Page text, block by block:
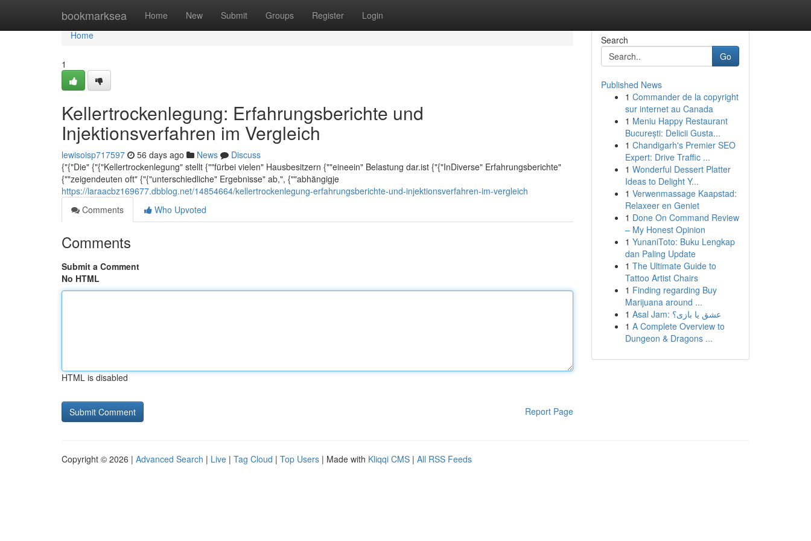
bookmarksea Home New Submit Groups Register Login
Home
Home
1
Kellertrockenlegung: Erfahrungsberichte und
Injektionsverfahren im Vergleich
lewisoisp717597 56 days ago News
Discuss
{"{"Die" {"{"Kellertrockenlegung" stellt {""fürbei vielen" Hausbesitzern {""eineein" Belastung dar.ist {"{"InDiverse" Erfahrungsberichte"
{""zeigendeuten oft" {"{"unterschiedliche" Ergebnisse" ab,", {""abhängigje
https://laraacbz169677.dbblog.net/14854664/kellertrockenlegung-erfahrungsberichte-und-injektionsverfahren-im-vergleich
Comments
Who Upvoted
Comments
Submit a Comment
No HTML
HTML is disabled
Report Page
Search
Go
Published News
1 Commander de la copyright
sur internet au Canada
1 Meniu Happy Restaurant
București: Delicii Gusta...
1 Chandigarh's Premier SEO
Expert: Drive Traffic ...
1 Wonderful Dessert Platter
Ideas to Delight Y...
1 Verwenmassage Kaapstad:
Relaxeer en Geniet
1 Done On Command Review
– My Honest Opinion
1 YunaniToto: Buku Lengkap
dan Paling Update
1 The Ultimate Guide to
Tattoo Artist Chairs
1 Finding regarding Buy
Marijuana around ...
1
Asal Jam: عشق یا بازی؟
1 A Complete Overview to
Dungeon & Dragons ...
Copyright © 2026 | Advanced Search | Live | Tag Cloud | Top Users | Made with Kliqqi CMS | All RSS Feeds